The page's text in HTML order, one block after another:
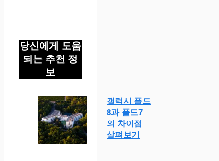
당신에게 도움
되는 추천 정
보
갤럭시 폴드
8과 폴드7
의 차이점
살펴보기